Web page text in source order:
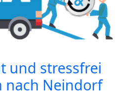
und stressfrei
nach Neindorf